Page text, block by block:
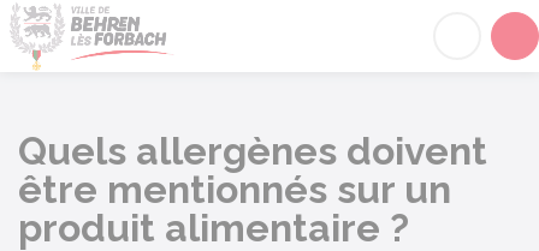
Quels allergènes doivent
être mentionnés sur un
produit alimentaire ?